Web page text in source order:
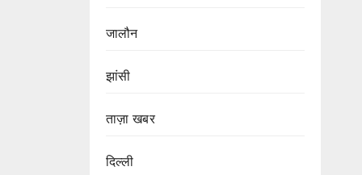
जालौन
झांसी
ताज़ा खबर
दिल्ली